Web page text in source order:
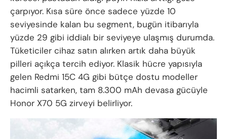
çarpıyor. Kısa süre önce sadece yüzde 10
seviyesinde kalan bu segment, bugün itibarıyla
yüzde 29 gibi iddialı bir seviyeye ulaşmış durumda.
Tüketiciler cihaz satın alırken artık daha büyük
pilleri açıkça tercih ediyor. Klasik hücre yapısıyla
gelen Redmi 15C 4G gibi bütçe dostu modeller
hacimli satarken, tam 8.300 mAh devasa gücüyle
Honor X70 5G zirveyi belirliyor.